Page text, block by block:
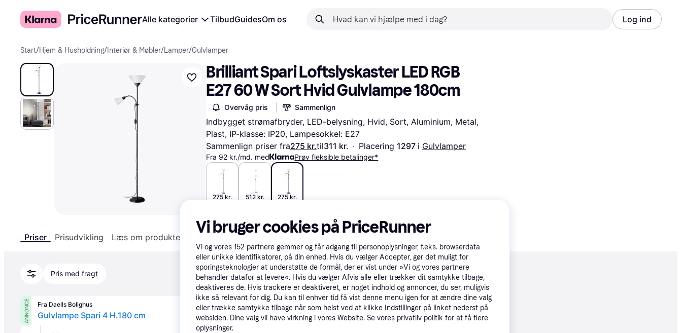
Alle kategorier TilbudGuidesOm os Log ind
Start/Hjem & Husholdning/ Interiør & Møbler/Lamper/Gulvlamper
Brilliant Spari Loftslyskaster LED RGB
E27 60 W Sort Hvid Gulvlampe 180cm
Overvåg pris Sammenlign
Indbygget strømafbryder, LED-belysning, Hvid, Sort, Aluminium, Metal,
Plast, IP-klasse: IP20, Lampesokkel: E27
Sammenlign priser fra275 kr.til311 kr. · Placering 1297 i Gulvlamper
Fra 92 kr./md. med Prøv fleksible betalinger*
275 kr. 512 kr. 275 kr.
Priser Prisudvikling Læs om produktet Specifikationer
Pris med fragt Promoveret
ANNONCE Fra Daells Bolighus
Gulvlampe Spari 4 H.180 cm 29 kr. fragt,1-3 dage 275 kr.
Eller 92 kr./md.
Vi bruger cookies på PriceRunner
Vi og vores 152 partnere gemmer og får adgang til personoplysninger, f.eks. browserdata
eller unikke identifikatorer, på din enhed. Hvis du vælger Accepter, gør det muligt for
sporingsteknologier at understøtte de formål, der er vist under »Vi og vores partnere
behandler datafor at levere«. Hvis du vælger Afvis alle eller trækker dit samtykke tilbage,
deaktiveres de. Hvis trackere er deaktiveret, er noget indhold og annoncer, du ser, muligvis
ikke så relevant for dig. Du kan til enhver tid få vist denne menu igen for at ændre dine valg
eller trække samtykke tilbage når som helst ved at klikke Indstillinger på linket nederst på
websiden. Dine valg vil have virkning i vores Website. Se vores privatliv politik for at få flere
oplysninger.